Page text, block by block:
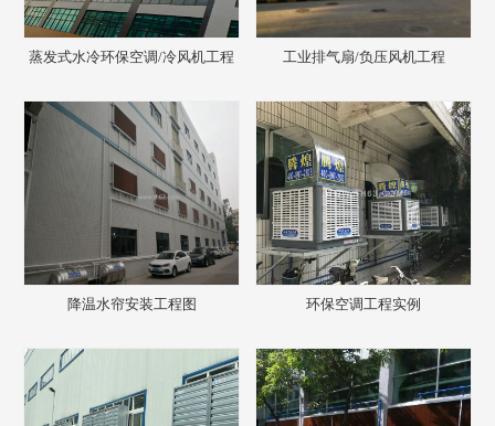
蒸发式水冷环保空调/冷风机工程 工业排气扇/负压风机工程
降温水帘安装工程图 环保空调工程实例